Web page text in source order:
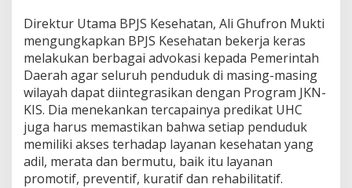
Direktur Utama BPJS Kesehatan, Ali Ghufron Mukti
mengungkapkan BPJS Kesehatan bekerja keras
melakukan berbagai advokasi kepada Pemerintah
Daerah agar seluruh penduduk di masing-masing
wilayah dapat diintegrasikan dengan Program JKN-
KIS. Dia menekankan tercapainya predikat UHC
juga harus memastikan bahwa setiap penduduk
memiliki akses terhadap layanan kesehatan yang
adil, merata dan bermutu, baik itu layanan
promotif, preventif, kuratif dan rehabilitatif.